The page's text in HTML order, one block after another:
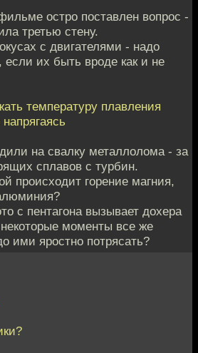
остро поставлен вопрос -
третью стену.
с двигателями - надо
если их быть вроде как и не
температуру плавления
на свалку металлолома - за
сплавов с турбин.
происходит горение магния,
с пентагона вызывает дохера
моменты все же
ими яростно потрясать?